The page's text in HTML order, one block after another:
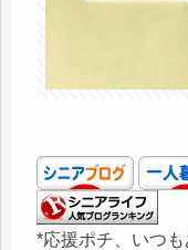
*応援ポチ、いつも